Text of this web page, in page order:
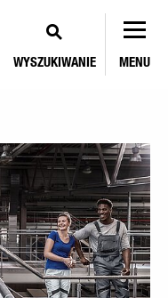
WYSZUKIWANIE MENU